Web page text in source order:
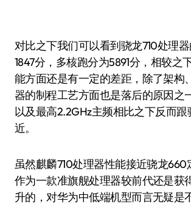
对比之下我们可以看到骁龙710处理
1847分，多核跑分为5891分，相较之
能方面还是有一定的差距，除了架构
器的制程工艺方面也是落后的原因之
以及最高2.2GHz主频相比之下反而
近。
虽然麒麟710处理器性能接近骁龙660
作为一款准旗舰处理器较前代还是获
升的，对华为中低端机型而言无疑是